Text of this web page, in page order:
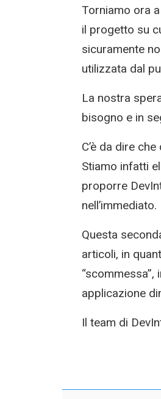
Torniamo ora
il progetto su
sicuramente
utilizzata dal
La nostra
bisogno e in
C’è da dire
Stiamo infatti
proporre
nell’immediato.
Questa
articoli, in
applicazione
Il team di